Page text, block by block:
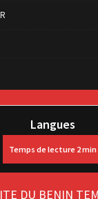
Langues
DU BENIN